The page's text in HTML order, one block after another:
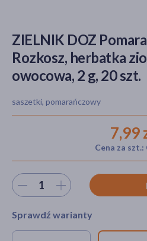
HitZIELNIK DOZ
Rozkosz, herbatka
owocowa, 2 g, 20 szt.
saszetki, pomarańczowy
7,99
Cena za szt.:
Wybierz ilość
Sprawdź warianty